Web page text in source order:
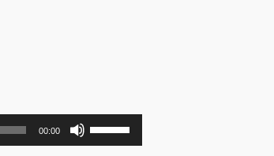
00:00
Utilisez
les